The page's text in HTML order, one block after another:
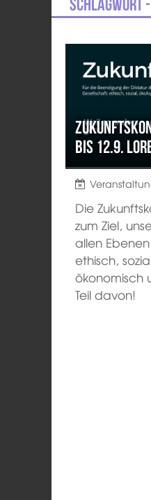
Schlagwort
bis 12.9.
Die
zum Ziel,
allen
ethisch,
ökonomisch
Teil davon!